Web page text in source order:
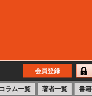
会員登録
コラム一覧 著者一覧 書籍